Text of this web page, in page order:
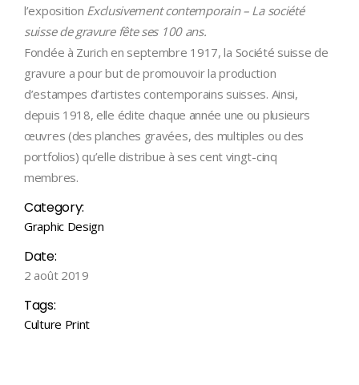
l’exposition Exclusivement contemporain – La société
suisse de gravure fête ses 100 ans.
Fondée à Zurich en septembre 1917, la Société suisse de
gravure a pour but de promouvoir la production
d’estampes d’artistes contemporains suisses. Ainsi,
depuis 1918, elle édite chaque année une ou plusieurs
œuvres (des planches gravées, des multiples ou des
portfolios) qu’elle distribue à ses cent vingt-cinq
membres.
Category:
Graphic Design
Date:
2 août 2019
Tags:
Culture Print